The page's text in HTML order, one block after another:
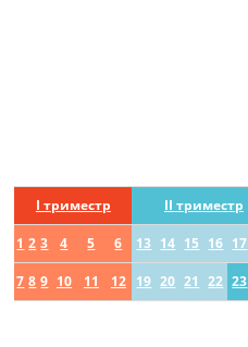
I триместр II триместр
1 2 3 4 5 6 13 14 15 16 17
7 8 9 10 11 12 19 20 21 22 23